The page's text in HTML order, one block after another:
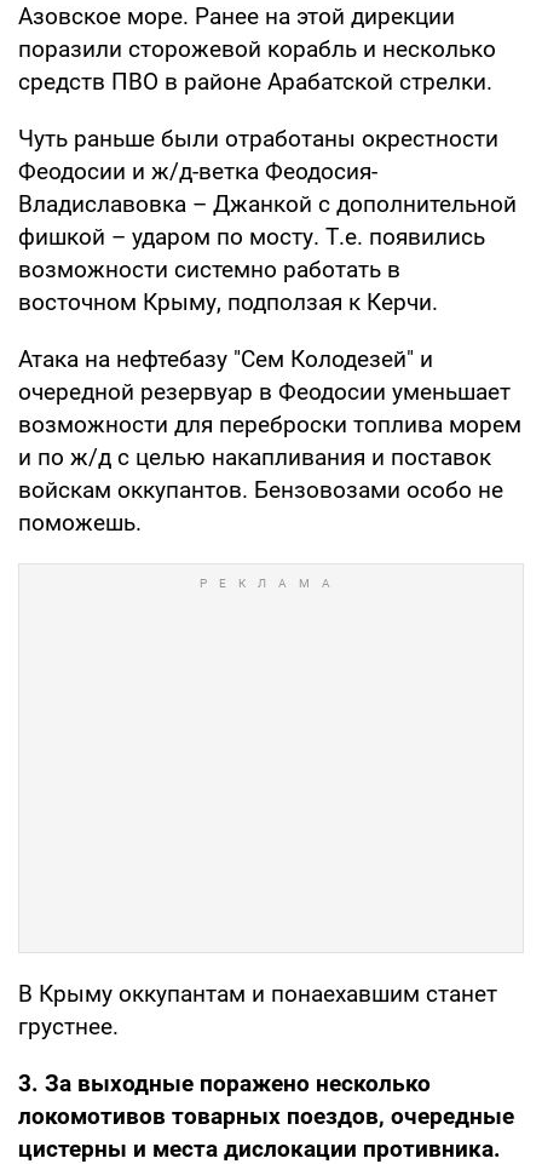
Азовское море. Ранее на этой дирекции
поразили сторожевой корабль и несколько
средств ПВО в районе Арабатской стрелки.
Чуть раньше были отработаны окрестности
Феодосии и ж/д-ветка Феодосия-
Владиславовка – Джанкой с дополнительной
фишкой – ударом по мосту. Т.е. появились
возможности системно работать в
восточном Крыму, подползая к Керчи.
Атака на нефтебазу "Сем Колодезей" и
очередной резервуар в Феодосии уменьшает
возможности для переброски топлива морем
и по ж/д с целью накапливания и поставок
войскам оккупантов. Бензовозами особо не
поможешь.
В Крыму оккупантам и понаехавшим станет
грустнее.
3. За выходные поражено несколько
локомотивов товарных поездов, очередные
цистерны и места дислокации противника.